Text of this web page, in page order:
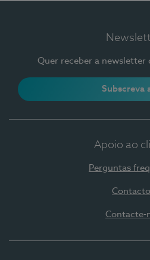
Quer receber a newsletter
Subscreva
Apoio ao
Perguntas
Contacte-